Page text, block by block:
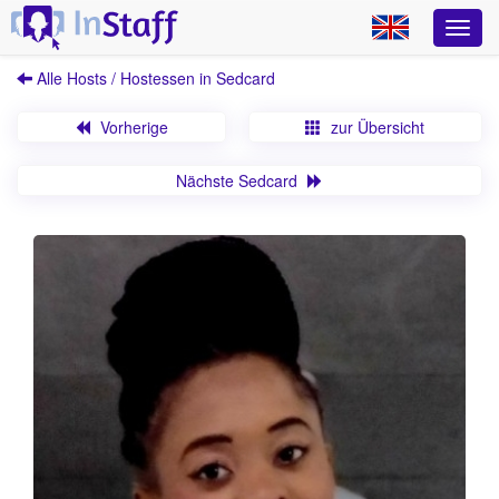
Alle Hosts / Hostessen in Sedcard
Vorherige zur Übersicht
Nächste Sedcard